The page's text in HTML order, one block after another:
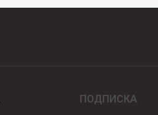
ПОДПИСКА